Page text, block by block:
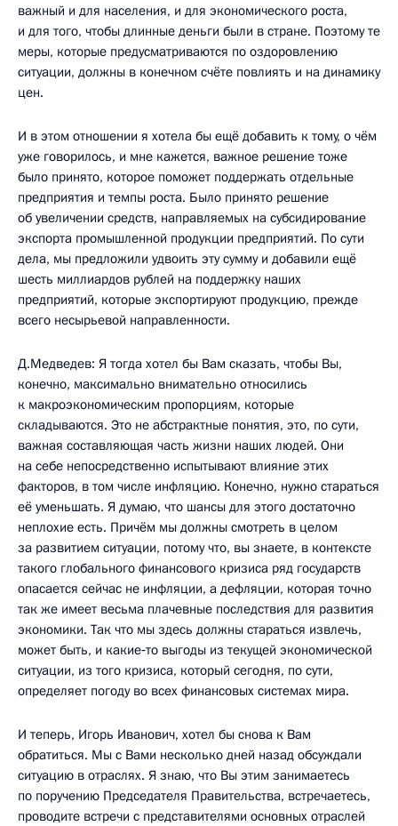
важный и для населения, и для экономического роста,
и для того, чтобы длинные деньги были в стране. Поэтому те
меры, которые предусматриваются по оздоровлению
ситуации, должны в конечном счёте повлиять и на динамику
цен.
И в этом отношении я хотела бы ещё добавить к тому, о чём
уже говорилось, и мне кажется, важное решение тоже
было принято, которое поможет поддержать отдельные
предприятия и темпы роста. Было принято решение
об увеличении средств, направляемых на субсидирование
экспорта промышленной продукции предприятий. По сути
дела, мы предложили удвоить эту сумму и добавили ещё
шесть миллиардов рублей на поддержку наших
предприятий, которые экспортируют продукцию, прежде
всего несырьевой направленности.
Д.Медведев: Я тогда хотел бы Вам сказать, чтобы Вы,
конечно, максимально внимательно относились
к макроэкономическим пропорциям, которые
складываются. Это не абстрактные понятия, это, по сути,
важная составляющая часть жизни наших людей. Они
на себе непосредственно испытывают влияние этих
факторов, в том числе инфляцию. Конечно, нужно стараться
её уменьшать. Я думаю, что шансы для этого достаточно
неплохие есть. Причём мы должны смотреть в целом
за развитием ситуации, потому что, вы знаете, в контексте
такого глобального финансового кризиса ряд государств
опасается сейчас не инфляции, а дефляции, которая точно
так же имеет весьма плачевные последствия для развития
экономики. Так что мы здесь должны стараться извлечь,
может быть, и какие‑то выгоды из текущей экономической
ситуации, из того кризиса, который сегодня, по сути,
определяет погоду во всех финансовых системах мира.
И теперь, Игорь Иванович, хотел бы снова к Вам
обратиться. Мы с Вами несколько дней назад обсуждали
ситуацию в отраслях. Я знаю, что Вы этим занимаетесь
по поручению Председателя Правительства, встречаетесь,
проводите встречи с представителями основных отраслей